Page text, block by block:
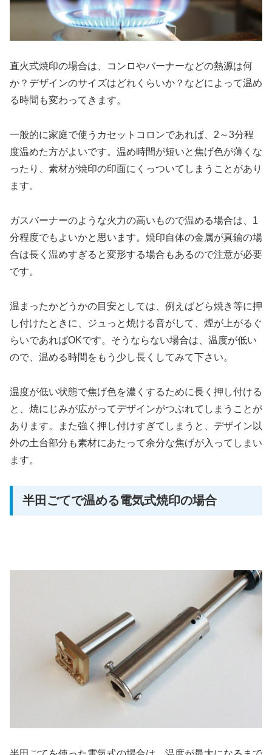
直火式焼印の場合は、コンロやバーナーなどの熱源は何
か？デザインのサイズはどれくらいか？などによって温め
る時間も変わってきます。
一般的に家庭で使うカセットコロンであれば、2～3分程
度温めた方がよいです。温め時間が短いと焦げ色が薄くな
ったり、素材が焼印の印面にくっついてしまうことがあり
ます。
ガスバーナーのような火力の高いもので温める場合は、1
分程度でもよいかと思います。焼印自体の金属が真鍮の場
合は長く温めすぎると変形する場合もあるので注意が必要
です。
温まったかどうかの目安としては、例えばどら焼き等に押
し付けたときに、ジュっと焼ける音がして、煙が上がるぐ
らいであればOKです。そうならない場合は、温度が低い
ので、温める時間をもう少し長くしてみて下さい。
温度が低い状態で焦げ色を濃くするために長く押し付ける
と、焼にじみが広がってデザインがつぶれてしまうことが
あります。また強く押し付けすぎてしまうと、デザイン以
外の土台部分も素材にあたって余分な焦げが入ってしまい
ます。
半田ごてで温める電気式焼印の場合